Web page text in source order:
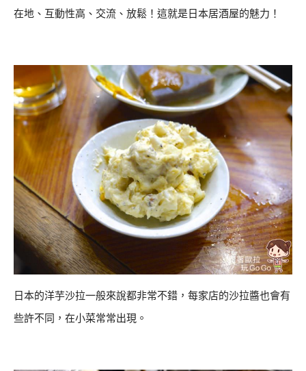
在地、互動性高、交流、放鬆！這就是日本居酒屋的魅力！
日本的洋芋沙拉一般來說都非常不錯，每家店的沙拉醬也會有
些許不同，在小菜常常出現。